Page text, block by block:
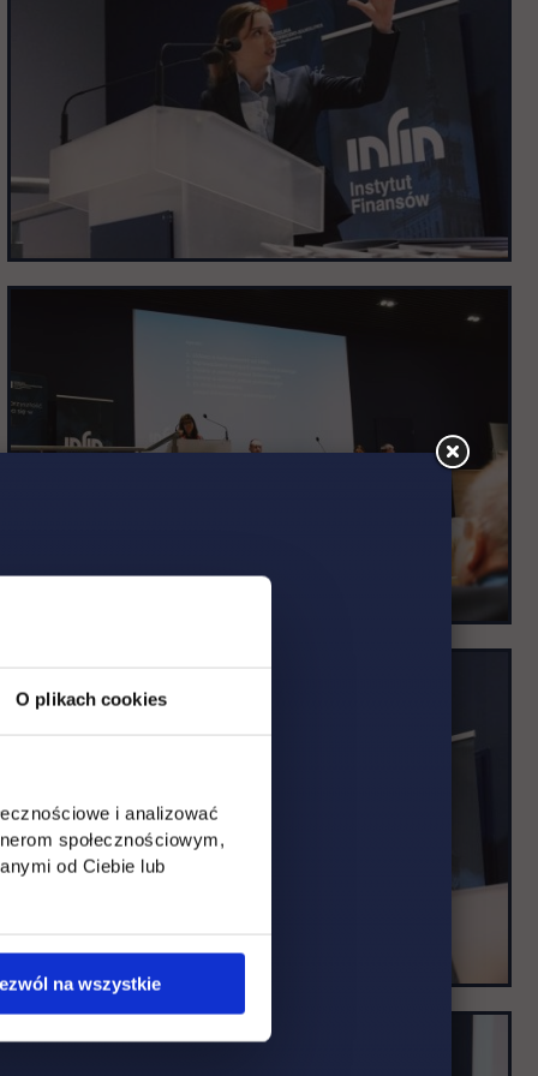
O plikach cookies
i analizować
społecznościowym,
od Ciebie lub
na wszystkie